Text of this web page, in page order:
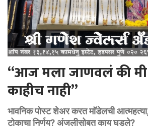
“आज मला जाणवलं की मी
काहीच नाही”
भावनिक पोस्ट शेअर करत माॅडेलची
टोकाचा निर्णय? अंजलीसोबत काय घडले?